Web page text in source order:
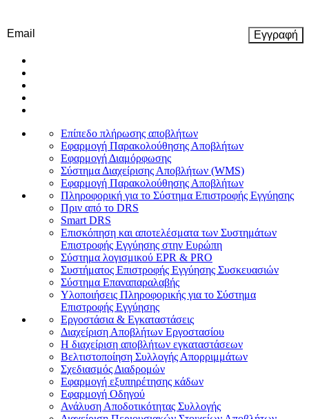
Email(Required)
Επίπεδο πλήρωσης αποβλήτων
Εφαρμογή Παρακολούθησης Αποβλήτων
Εφαρμογή Διαμόρφωσης
Σύστημα Διαχείρισης Αποβλήτων (WMS)
Εφαρμογή Παρακολούθησης Αποβλήτων
Πληροφορική για το Σύστημα Επιστροφής Εγγύησης
Πριν από το DRS
Smart DRS
Επισκόπηση και αποτελέσματα των Συστημάτων
Επιστροφής Εγγύησης στην Ευρώπη
Σύστημα λογισμικού EPR & PRO
Συστήματος Επιστροφής Εγγύησης Συσκευασιών
Σύστημα Επαναπαραλαβής
Υλοποιήσεις Πληροφορικής για το Σύστημα
Επιστροφής Εγγύησης
Εργοστάσια & Εγκαταστάσεις
Διαχείριση Αποβλήτων Εργοστασίου
Η διαχείριση αποβλήτων εγκαταστάσεων
Βελτιστοποίηση Συλλογής Απορριμμάτων
Σχεδιασμός Διαδρομών
Εφαρμογή εξυπηρέτησης κάδων
Εφαρμογή Οδηγού
Ανάλυση Αποδοτικότητας Συλλογής